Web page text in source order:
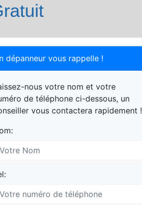
dépanneur vous rappelle !
nous votre nom et votre
de téléphone ci-dessous, un
vous contactera rapidement !